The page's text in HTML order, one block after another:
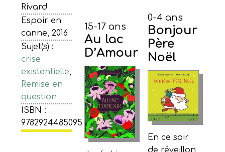
Rivard
Espoir en
canne, 2016
Sujet(s) :
crise
existentielle,
Remise en
question
ISBN :
9782924485095
15-17 ans
Au lac
D’Amour
0-4 ans
Bonjour
Père
Noël
En ce soir
de réveillon,